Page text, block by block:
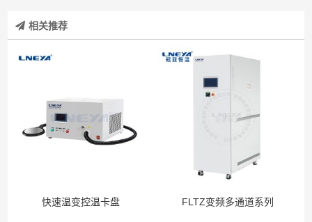
相关推荐
快速温变控温卡盘 FLTZ变频多通道系列